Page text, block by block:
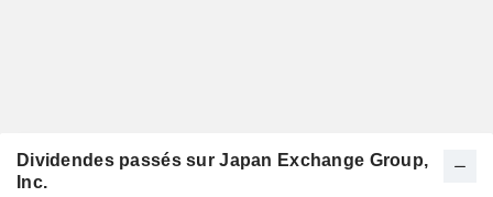
Dividendes passés sur Japan Exchange Group,
Inc.